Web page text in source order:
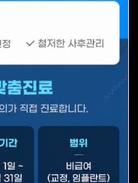
과,
?
막하세요?